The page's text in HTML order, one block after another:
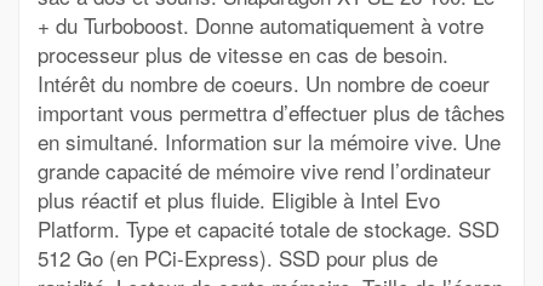
+ du Turboboost. Donne automatiquement à votre
processeur plus de vitesse en cas de besoin.
Intérêt du nombre de coeurs. Un nombre de coeur
important vous permettra d’effectuer plus de tâches
en simultané. Information sur la mémoire vive. Une
grande capacité de mémoire vive rend l’ordinateur
plus réactif et plus fluide. Eligible à Intel Evo
Platform. Type et capacité totale de stockage. SSD
512 Go (en PCi-Express). SSD pour plus de